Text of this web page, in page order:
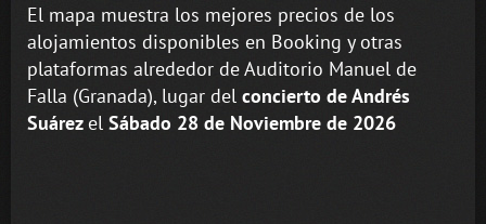
El mapa muestra los mejores precios de los
alojamientos disponibles en Booking y otras
plataformas alrededor de Auditorio Manuel de
Falla (Granada), lugar del concierto de Andrés
Suárezel Sábado 28 de Noviembre de 2026